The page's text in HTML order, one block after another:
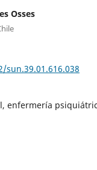
Osses
enfermería